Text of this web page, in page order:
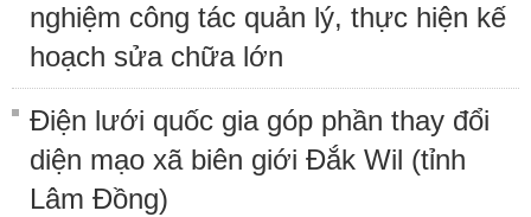
nghiệm công tác quản lý, thực hiện kế
hoạch sửa chữa lớn
Điện lưới quốc gia góp phần thay đổi
diện mạo xã biên giới Đắk Wil (tỉnh
Lâm Đồng)